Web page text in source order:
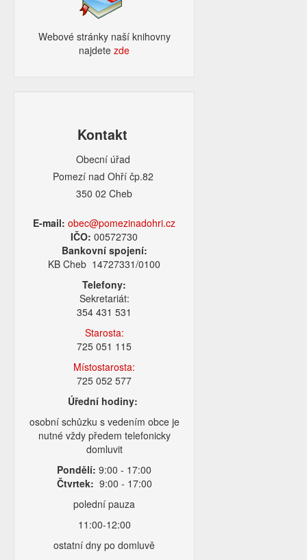
Webové stránky naší knihovny
najdetezde​
Kontakt
Obecní úřad
Pomezí nad Ohří čp.82
350 02 Cheb
E-mail: obec@pomezinadohri.cz
IČO:00572730
Bankovní spojení:
KB Cheb 14727331/0100
Telefony:
Sekretariát:
354 431 531
Starosta:
725 051 115
Místostarosta:
725 052 577
Úřední hodiny:
osobní schůzku s vedením obce je
nutné vždy předem telefonicky
domluvit
Pondělí: 9:00 - 17:00
Čtvrtek: 9:00 - 17:00
polední pauza
11:00-12:00
ostatní dny po domluvě